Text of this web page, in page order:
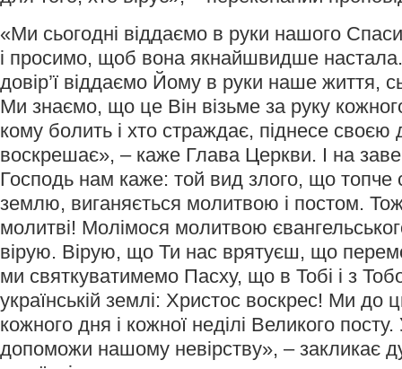
«Ми сьогодні віддаємо в руки нашого
і просимо, щоб вона якнайшвидше
довір’ї віддаємо Йому в руки наше життя,
Ми знаємо, що це Він візьме за руку
кому болить і хто страждає, піднесе
воскрешає», – каже Глава Церкви. І на
Господь нам каже: той вид злого, що топче
землю, виганяється молитвою і постом.
молитві! Молімося молитвою
вірую. Вірую, що Ти нас врятуєш, що
ми святкуватимемо Пасху, що в Тобі і з
українській землі: Христос воскрес! Ми до
кожного дня і кожної неділі Великого
допоможи нашому невірству», – закликає